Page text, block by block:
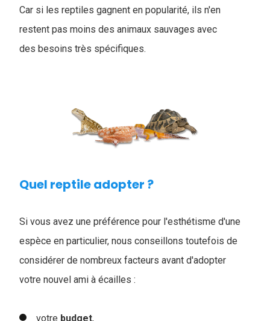
Car si les reptiles gagnent en popularité, ils n'en
restent pas moins des animaux sauvages avec
des besoins très spécifiques.
Quel reptile adopter ?
Si vous avez une préférence pour l'esthétisme d'une
espèce en particulier, nous conseillons toutefois de
considérer de nombreux facteurs avant d'adopter
votre nouvel ami à écailles :
votre budget,